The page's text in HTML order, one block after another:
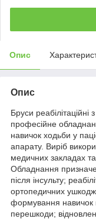
Опис
Опис
Бруси
професійне
навичок ходьби у
апарату. Виріб
медичних закладах
Обладнання
після інсульту;
ортопедичних
формування навичок
перешкоди;